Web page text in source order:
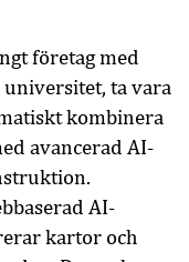
företag med
ta vara
kombinera
avancerad AI-
AI-
kartor och